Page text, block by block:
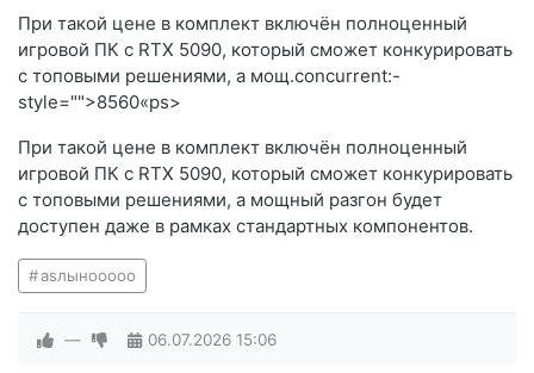
При такой цене в комплект включён полноценный
игровой ПК с RTX 5090, который сможет конкурировать
с топовыми решениями, а мощ.concurrent:-
style="">8560«ps>
При такой цене в комплект включён полноценный
игровой ПК с RTX 5090, который сможет конкурировать
с топовыми решениями, а мощный разгон будет
доступен даже в рамках стандартных компонентов.
asлынooooo
— 06.07.2026 15:06